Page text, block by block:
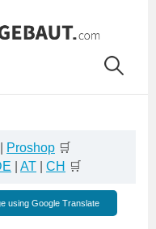
Proshop 🛒
AT CH 🛒
using Google Translate